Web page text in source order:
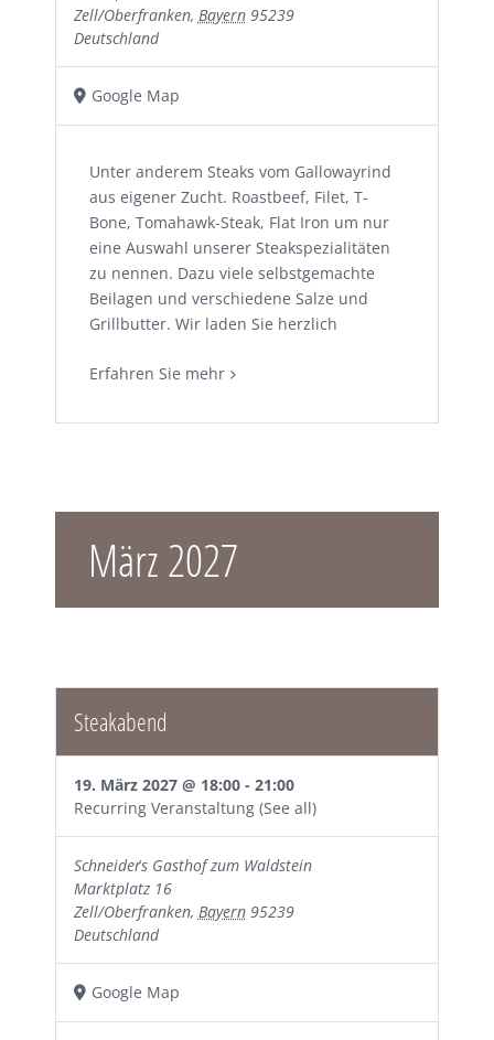
Zell/Oberfranken, Bayern 95239
Deutschland
Google Map
Unter anderem Steaks vom Gallowayrind
aus eigener Zucht. Roastbeef, Filet, T-
Bone, Tomahawk-Steak, Flat Iron um nur
eine Auswahl unserer Steakspezialitäten
zu nennen. Dazu viele selbstgemachte
Beilagen und verschiedene Salze und
Grillbutter. Wir laden Sie herzlich
Erfahren Sie mehr
März 2027
Steakabend
19. März 2027 @ 18:00- 21:00
Recurring Veranstaltung (See all)
Schneider´s Gasthof zum Waldstein
Marktplatz 16
Zell/Oberfranken, Bayern 95239
Deutschland
Google Map